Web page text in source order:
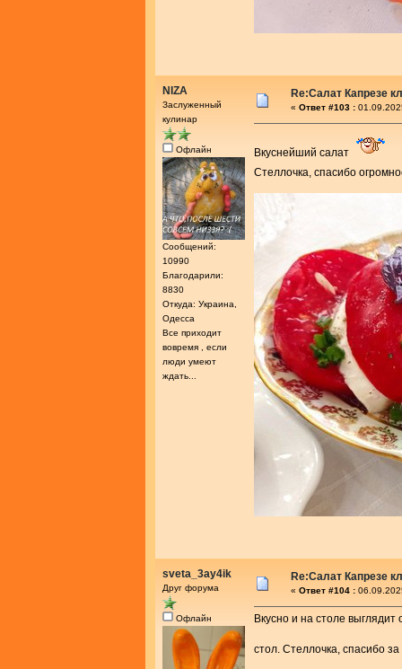
NIZA
Заслуженный
кулинар
Офлайн
Сообщений:
10990
Благодарили:
8830
Откуда: Украина,
Одесса
Все приходит
вовремя , если
люди умеют
ждать...
Re:Салат Капрезе
« Ответ #103 :
Вкуснейший салат
Стеллочка, спасибо
sveta_3ay4ik
Друг форума
Офлайн
Re:Салат Капрезе
« Ответ #104 :
Вкусно и на столе
стол. Стеллочка, спасибо